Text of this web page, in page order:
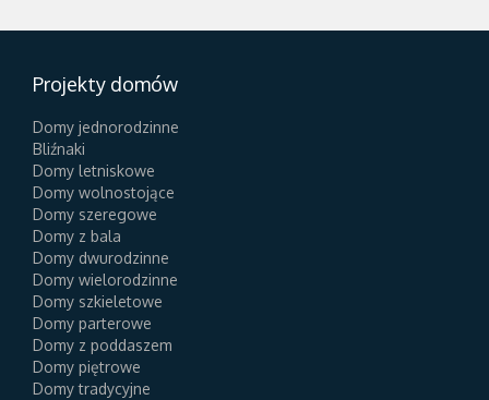
Projekty domów
Domy jednorodzinne
Bliźnaki
Domy letniskowe
Domy wolnostojące
Domy szeregowe
Domy z bala
Domy dwurodzinne
Domy wielorodzinne
Domy szkieletowe
Domy parterowe
Domy z poddaszem
Domy piętrowe
Domy tradycyjne